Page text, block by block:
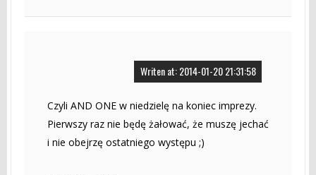
Writen at: 2014-01-20 21:31:58
Czyli AND ONE w niedzielę na koniec imprezy.
Pierwszy raz nie będę żałować, że muszę jechać
i nie obejrzę ostatniego występu ;)